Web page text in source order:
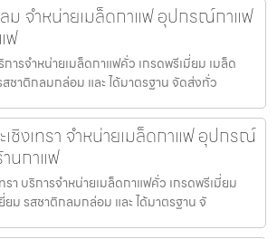
ม จำหน่ายเมล็ดกาแฟ อุปกรณ์กาแฟ
ฟ
ารจำหน่ายเมล็ดกาแฟคั่ว เกรดพรีเมี่ยม เมล็ด
ชาติกลมกล่อม และ ได้มาตรฐาน จัดส่งทั่ว
เชิงเทรา จำหน่ายเมล็ดกาแฟ อุปกรณ์
นกาแฟ
รา บริการจำหน่ายเมล็ดกาแฟคั่ว เกรดพรีเมี่ยม
ม รสชาติกลมกล่อม และ ได้มาตรฐาน จั